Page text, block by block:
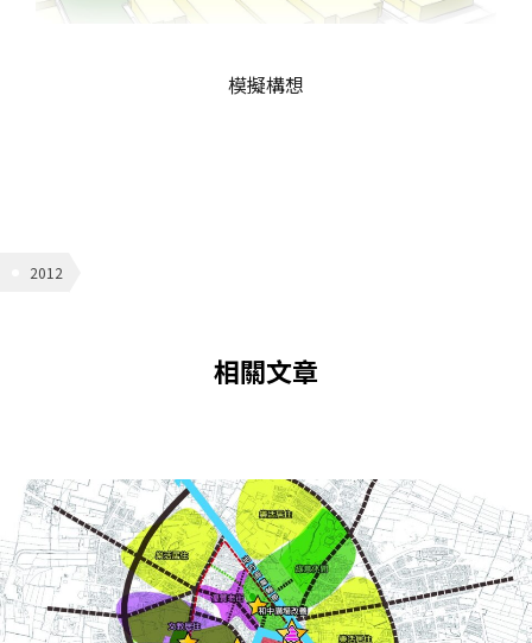
模擬構想
2012
相關文章